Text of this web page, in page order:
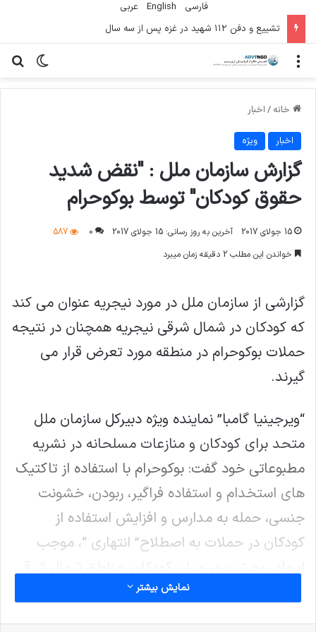
فارسی English
عربي
سوءاستفاده تروریست‌ها از زنان به عنوان سلاح
تغییر منو
خانه / اخبار
اخبار ویژه
گزارش سازمان ملل : "نقض شدید
حقوق کودکان" توسط بوکوحرام
15 جولای 2017 آخرین به روز رسانی: 15 جولای 2017 0
587
خواندن این مطلب 2 دقیقه زمان میبرد
گزارشی از سازمان ملل در مورد نیجریه عنوان می کند
که کودکان در شمال شرقی نیجریه همچنان در نتیجه
حملات بوکوحرام در منطقه مورد تعرض قرار می
گیرند.
“ویرجینیا گامبا” نماینده ویژه دبیرکل سازمان ملل
متحد برای کودکان و منازعات مسلحانه در نشریه
مطبوعاتی خود گفت: بوکوحرام با استفاده از تاکتیک
های استخدام و استفاده فراگیر، ربودن، خشونت
جنسی، حمله به مدارس و افزایش استفاده از
کودکان در حملات به اصطلاح” انتهاری “، موجب
و کشورهای همجوار نیجریه شده است.
نمایش بیشتر